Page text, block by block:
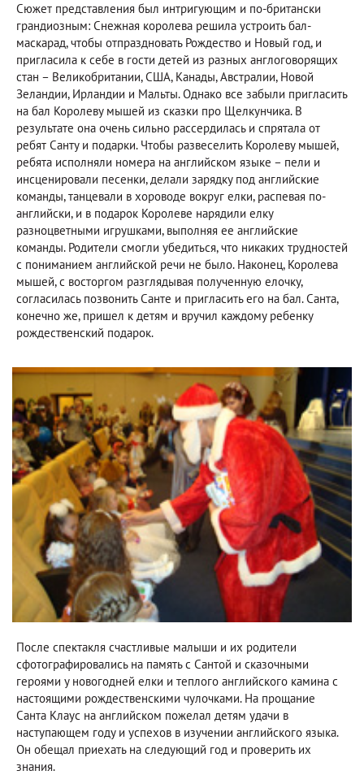
Сюжет представления был интригующим и по-британски
грандиозным: Снежная королева решила устроить бал-
маскарад, чтобы отпраздновать Рождество и Новый год, и
пригласила к себе в гости детей из разных англоговорящих
стан – Великобритании, США, Канады, Австралии, Новой
Зеландии, Ирландии и Мальты. Однако все забыли пригласить
на бал Королеву мышей из сказки про Щелкунчика. В
результате она очень сильно рассердилась и спрятала от
ребят Санту и подарки. Чтобы развеселить Королеву мышей,
ребята исполняли номера на английском языке – пели и
инсценировали песенки, делали зарядку под английские
команды, танцевали в хороводе вокруг елки, распевая по-
английски, и в подарок Королеве нарядили елку
разноцветными игрушками, выполняя ее английские
команды. Родители смогли убедиться, что никаких трудностей
с пониманием английской речи не было. Наконец, Королева
мышей, с восторгом разглядывая полученную елочку,
согласилась позвонить Санте и пригласить его на бал. Санта,
конечно же, пришел к детям и вручил каждому ребенку
рождественский подарок.
После спектакля счастливые малыши и их родители
сфотографировались на память с Сантой и сказочными
героями у новогодней елки и теплого английского камина с
настоящими рождественскими чулочками. На прощание
Санта Клаус на английском пожелал детям удачи в
наступающем году и успехов в изучении английского языка.
Он обещал приехать на следующий год и проверить их
знания.